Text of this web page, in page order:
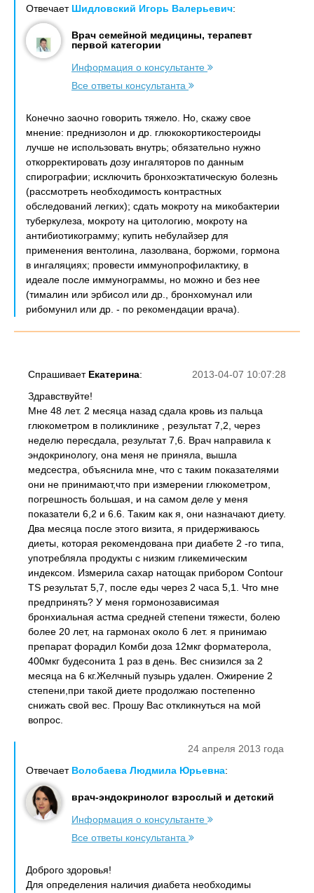
Отвечает Шидловский Игорь Валерьевич:
Врач семейной медицины, терапевт
первой категории
Информация о консультанте
Все ответы консультанта
Конечно заочно говорить тяжело. Но, скажу свое
мнение: преднизолон и др. глюкокортикостероиды
лучше не использовать внутрь; обязательно нужно
откорректировать дозу ингаляторов по данным
спирографии; исключить бронхоэктатическую болезнь
(рассмотреть необходимость контрастных
обследований легких); сдать мокроту на микобактерии
туберкулеза, мокроту на цитологию, мокроту на
антибиотикограмму; купить небулайзер для
применения вентолина, лазолвана, боржоми, гормона
в ингаляциях; провести иммунопрофилактику, в
идеале после иммунограммы, но можно и без нее
(тималин или эрбисол или др., бронхомунал или
рибомунил или др. - по рекомендации врача).
2013-04-07 10:07:28
Спрашивает Екатерина:
Здравствуйте!
Мне 48 лет. 2 месяца назад сдала кровь из пальца
глюкометром в поликлинике , результат 7,2, через
неделю пересдала, результат 7,6. Врач направила к
эндокринологу, она меня не приняла, вышла
медсестра, объяснила мне, что с таким показателями
они не принимают,что при измерении глюкометром,
погрешность большая, и на самом деле у меня
показатели 6,2 и 6.6. Таким как я, они назначают диету.
Два месяца после этого визита, я придерживаюсь
диеты, которая рекомендована при диабете 2 -го типа,
употребляла продукты с низким гликемическим
индексом. Измерила сахар натощак прибором Contour
TS результат 5,7, после еды через 2 часа 5,1. Что мне
предпринять? У меня гормонозависимая
бронхиальная астма средней степени тяжести, болею
более 20 лет, на гармонах около 6 лет. я принимаю
препарат форадил Комби доза 12мкг форматерола,
400мкг будесонита 1 раз в день. Вес снизился за 2
месяца на 6 кг.Желчный пузырь удален. Ожирение 2
степени,при такой диете продолжаю постепенно
снижать свой вес. Прошу Вас откликнуться на мой
вопрос.
24 апреля 2013 года
Отвечает Волобаева Людмила Юрьевна:
врач-эндокринолог взрослый и детский
Информация о консультанте
Все ответы консультанта
Доброго здоровья!
Для определения наличия диабета необходимы